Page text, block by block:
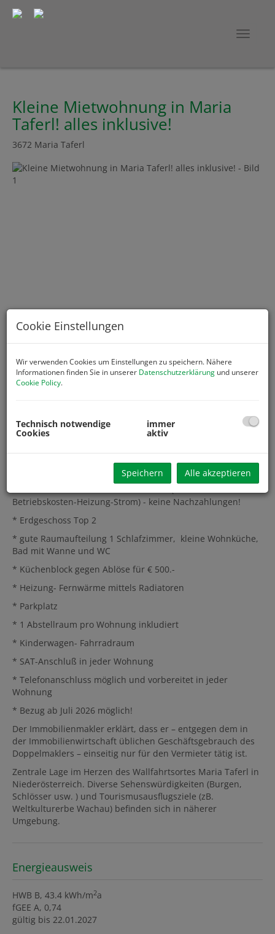
Kleine Mietwohnung in Maria
Taferl! alles inklusive!
3672 Maria Taferl
Betriebskosten-Heizung-Strom) - keine Nachzahlungen!
* Erdgeschoss Top 2
* gute Raumaufteilung 1 Schlafzimmer, kleine Wohnküche,
Bad mit Wanne und WC
* Küchenblock gegen Ablöse für € 500.-
* Heizung- Fernwärme mittels Radiatoren
* Parkplatz
* 1 Abstellraum pro Wohnung inkludiert
* Kinderwagen- Fahrradraum
* SAT-Anschluß in jeder Wohnung
* Telefonanschluss möglich und vorbereitet in jeder
Wohnung
* Bezug ab Juli 2026 möglich!
Der Immobilienmakler erklärt, dass er – entgegen dem in
der Immobilienwirtschaft üblichen Geschäftsgebrauch des
Doppelmaklers – einseitig nur für den Vermieter tätig ist.
Zentrale Lage im Herzen des Wallfahrtsortes Maria Taferl in
Niederösterreich. Diverse Sehenswürdigkeiten (Burgen,
Schlösser usw. ) und Tourismusausflugsziele (zB.
Weltkulturerbe Wachau) befinden sich in näherer
Umgebung.
Energieausweis
HWB B, 43.4 kWh/m2a
fGEE A, 0,74
gültig bis 22.01.2027
Cookie Einstellungen
Wir verwenden Cookies um Einstellungen zu speichern. Nähere
Informationen finden Sie in unserer Datenschutzerklärung und unserer
Cookie Policy.
Technisch notwendige
Cookies
immer
aktiv
Speichern Alle akzeptieren